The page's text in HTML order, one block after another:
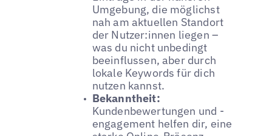
Umgebung, die möglichst
nah am aktuellen Standort
der Nutzer:innen liegen –
was du nicht unbedingt
beeinflussen, aber durch
lokale Keywords für dich
nutzen kannst.
Bekanntheit:
Kundenbewertungen und -
engagement helfen dir, eine